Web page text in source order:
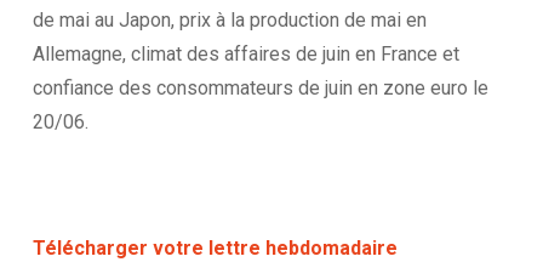
de mai au Japon, prix à la production de mai en
Allemagne, climat des affaires de juin en France et
confiance des consommateurs de juin en zone euro le
20/06.
Télécharger votre lettre hebdomadaire